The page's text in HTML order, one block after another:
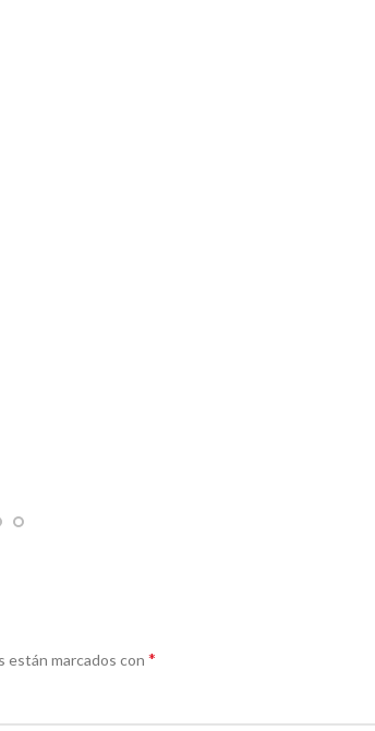
están marcados con *